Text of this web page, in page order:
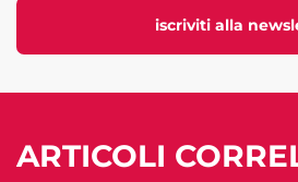
iscriviti alla
ARTICOLI